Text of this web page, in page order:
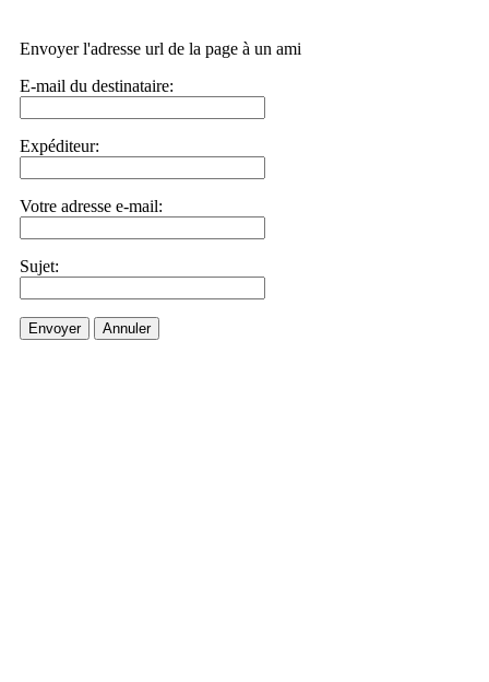
Envoyer l'adresse url de la page à un ami
E-mail du destinataire:
Expéditeur:
Votre adresse e-mail:
Sujet:
Envoyer Annuler